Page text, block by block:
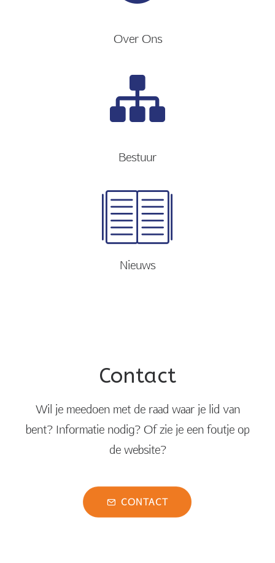
Over Ons
Bestuur
Nieuws
Contact
Wil je meedoen met de raad waar je lid van
bent? Informatie nodig? Of zie je een foutje op
de website?
CONTACT